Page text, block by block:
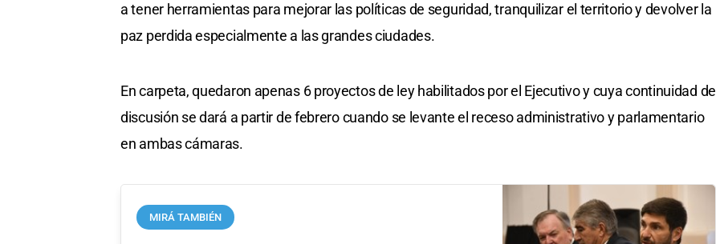
a tener herramientas para mejorar las políticas de seguridad, tranquilizar el territorio y devolver la
paz perdida especialmente a las grandes ciudades.
En carpeta, quedaron apenas 6 proyectos de ley habilitados por el Ejecutivo y cuya continuidad de
discusión se dará a partir de febrero cuando se levante el receso administrativo y parlamentario
en ambas cámaras.
MIRÁ TAMBIÉN